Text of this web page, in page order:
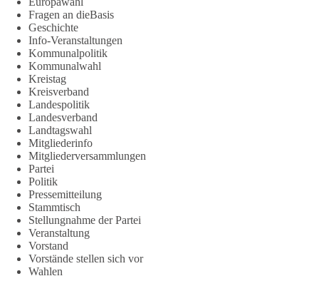
Fragen an dieBasis
Geschichte
Info-Veranstaltungen
Kommunalpolitik
Kommunalwahl
Kreistag
Kreisverband
Landespolitik
Landesverband
Landtagswahl
Mitgliederinfo
Mitgliederversammlungen
Partei
Politik
Pressemitteilung
Stammtisch
Stellungnahme der Partei
Veranstaltung
Vorstand
Vorstände stellen sich vor
Wahlen